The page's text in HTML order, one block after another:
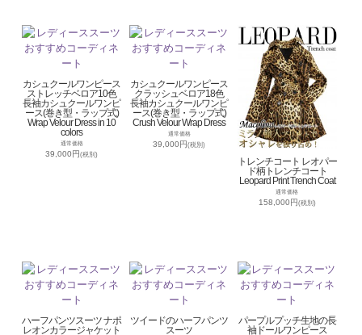
カシュクールワンピース
ストレッチベロア10色
長袖カシュクールワンピ
ース(巻き型・ラップ式)
Wrap Velour Dress in 10
colors
通常価格
39,000円(税別)
カシュクールワンピース
クラッシュベロア18色
長袖カシュクールワンピ
ース(巻き型・ラップ式)
Crush Velour Wrap Dress
通常価格
39,000円(税別)
トレンチコート レオパー
ド柄トレンチコート
Leopard Print Trench Coat
通常価格
158,000円(税別)
ハーフパンツスーツ ナポ
レオンカラージャケット
ツイードのハーフパンツ
スーツ
パープルプッチ生地の長
袖ドールワンピース